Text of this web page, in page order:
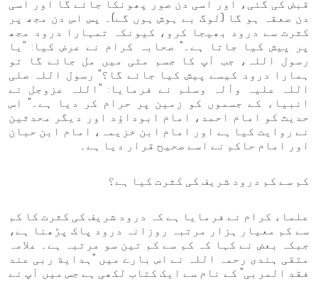
قبض کی گئی، اور اسی دن صور پھونکا جائے گا اور اسی
دن صعقہ ہو گا (لوگ بے ہوش ہوں گے)۔ پس اس دن مجھ پر
کثرت سے درود بھیجا کرو، کیونکہ تمہارا درود مجھ
پر پیش کیا جاتا ہے۔" صحابہ کرام نے عرض کیا: "یا
رسول اللہ، جب آپ کا جسم مٹی میں مل جائے گا تو
ہمارا درود کیسے پیش کیا جائے گا؟" رسول اللہ صلی
اللہ علیہ وآلہ وسلم نے فرمایا: "اللہ عزوجل نے
انبیاء کے جسموں کو زمین پر حرام کر دیا ہے۔" اس
حدیث کو امام احمد، امام ابوداؤد اور دیگر محدثین
نے روایت کیا ہے اور امام ابن خزیمہ، امام ابن حبان
اور امام حاکم نے اسے صحیح قرار دیا ہے۔
کم سے کم درود شریف کی کثرت کیا ہے؟
علماء کرام نے فرمایا ہے کہ درود شریف کی کثرت کا کم
سے کم معیار ہزار مرتبہ روزانہ درود پاک پڑھنا ہے،
جبکہ بعض نے کہا کہ کم سے کم تین سو مرتبہ ہے۔ علامہ
متقی ہندی رحمہ اللہ نے اس بارے میں "ہدایة ربی عند
فقد المربی" کے نام سے ایک کتاب لکھی ہے جس میں آپ نے